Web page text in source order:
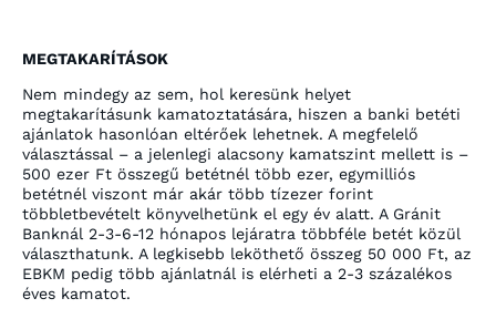
MEGTAKARÍTÁSOK
Nem mindegy az sem, hol keresünk helyet
megtakarításunk kamatoztatására, hiszen a banki betéti
ajánlatok hasonlóan eltérőek lehetnek. A megfelelő
választással – a jelenlegi alacsony kamatszint mellett is –
500 ezer Ft összegű betétnél több ezer, egymilliós
betétnél viszont már akár több tízezer forint
többletbevételt könyvelhetünk el egy év alatt. A Gránit
Banknál 2-3-6-12 hónapos lejáratra többféle betét közül
választhatunk. A legkisebb leköthető összeg 50 000 Ft, az
EBKM pedig több ajánlatnál is elérheti a 2-3 százalékos
éves kamatot.